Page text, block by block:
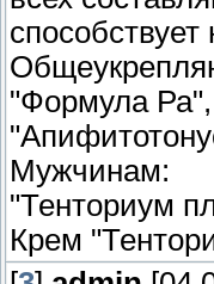
"Формула
Мужчинам:
"Тенториум
Крем